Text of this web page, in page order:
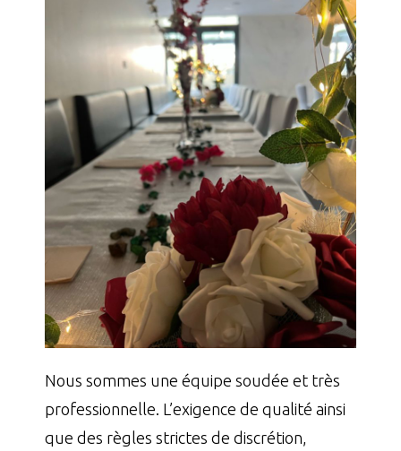
Nous sommes une équipe soudée et très
professionnelle. L’exigence de qualité ainsi
que des règles strictes de discrétion,